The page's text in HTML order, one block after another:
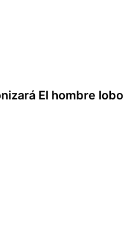
El hombre lobo